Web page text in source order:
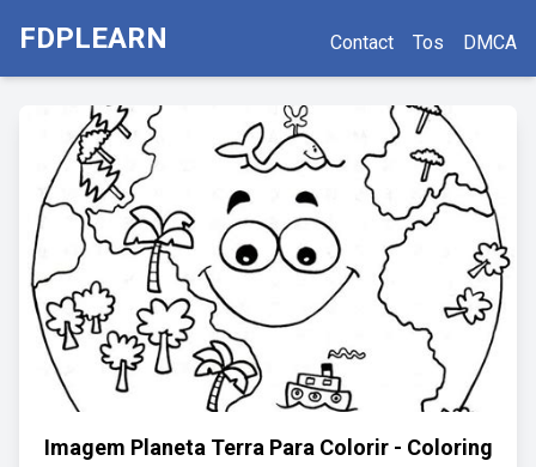
FDPLEARN Contact Tos DMCA
Imagem Planeta Terra Para Colorir - Coloring